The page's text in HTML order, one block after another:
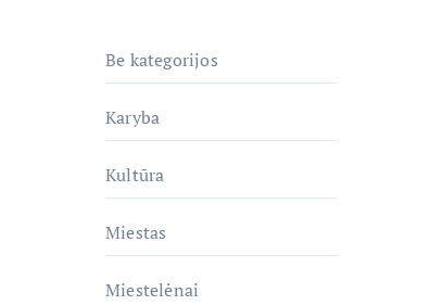
Be kategorijos
Karyba
Kultūra
Miestas
Miestelėnai